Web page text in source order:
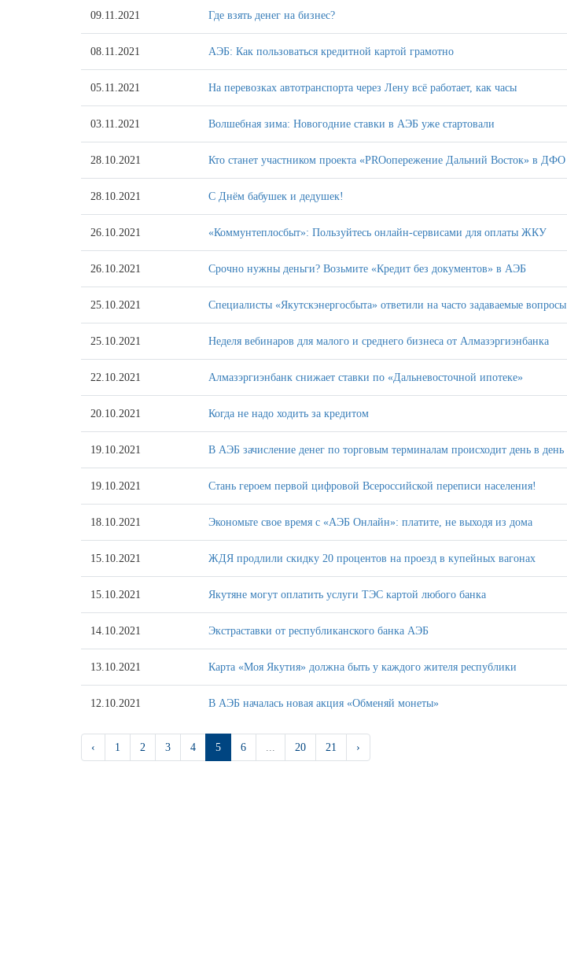
09.11.2021 Где взять денег на бизнес?
08.11.2021 АЭБ: Как пользоваться кредитной картой грамотно
05.11.2021 На перевозках автотранспорта через Лену всё работает, как часы
03.11.2021 Волшебная зима: Новогодние ставки в АЭБ уже стартовали
28.10.2021 Кто станет участником проекта «PROопережение Дальний Восток» в ДФО
28.10.2021 С Днём бабушек и дедушек!
26.10.2021 «Коммунтеплосбыт»: Пользуйтесь онлайн-сервисами для оплаты ЖКУ
26.10.2021 Срочно нужны деньги? Возьмите «Кредит без документов» в АЭБ
25.10.2021 Специалисты «Якутскэнергосбыта» ответили на часто задаваемые вопросы
25.10.2021 Неделя вебинаров для малого и среднего бизнеса от Алмазэргиэнбанка
22.10.2021 Алмазэргиэнбанк снижает ставки по «Дальневосточной ипотеке»
20.10.2021 Когда не надо ходить за кредитом
19.10.2021 В АЭБ зачисление денег по торговым терминалам происходит день в день
19.10.2021 Стань героем первой цифровой Всероссийской переписи населения!
18.10.2021 Экономьте свое время с «АЭБ Онлайн»: платите, не выходя из дома
15.10.2021 ЖДЯ продлили скидку 20 процентов на проезд в купейных вагонах
15.10.2021 Якутяне могут оплатить услуги ТЭС картой любого банка
14.10.2021 Экстраставки от республиканского банка АЭБ
13.10.2021 Карта «Моя Якутия» должна быть у каждого жителя республики
12.10.2021 В АЭБ началась новая акция «Обменяй монеты»
‹ 1 2 3 4 5 6 ... 20 21 ›